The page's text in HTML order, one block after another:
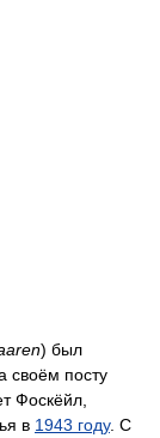
) был
своём посту
Фоскёйл,
в 1943 году. С